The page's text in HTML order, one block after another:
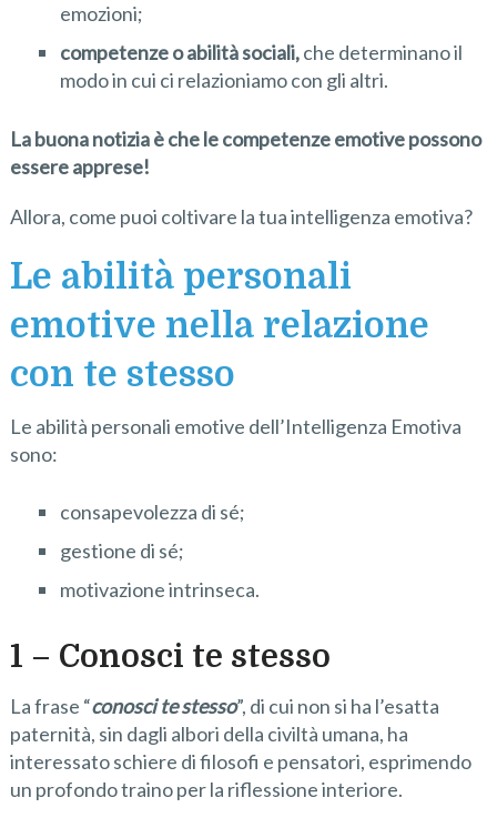
emozioni;
competenze o abilitàsociali,che determinano il
modo in cui ci relazioniamo con gli altri.
La buona notizia è che le competenze emotive possono
essere apprese!
Allora, come puoi coltivare la tua intelligenza emotiva?
Le abilità personali
emotive nella relazione
con te stesso
Le abilità personali emotive dell’Intelligenza Emotiva
sono:
consapevolezza di sé;
gestione di sé;
motivazione intrinseca.
1 – Conosci te stesso
La frase “conosci te stesso”, di cui non si ha l’esatta
paternità, sin dagli albori della civiltà umana, ha
interessato schiere di filosofi e pensatori, esprimendo
un profondo traino per la riflessione interiore.